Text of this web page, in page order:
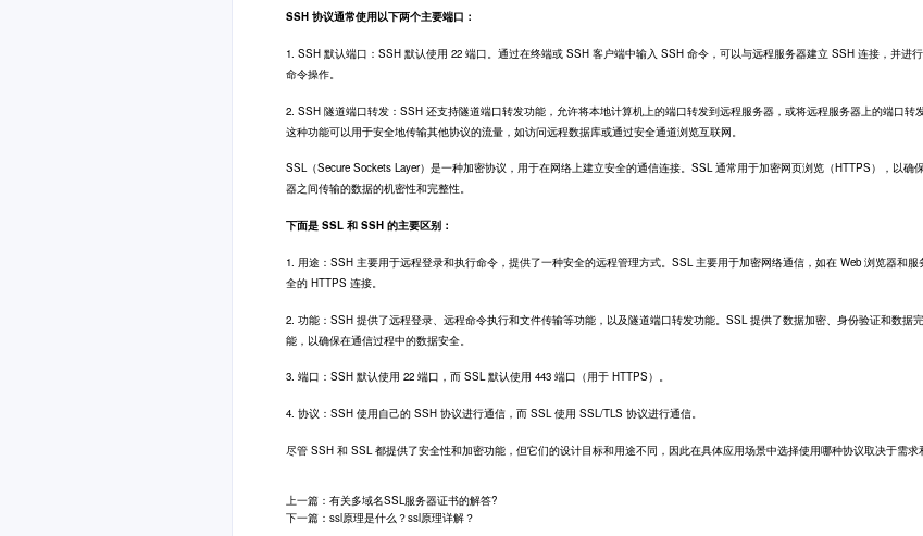
SSH 协议通常使用以下两个主要端口：
1. SSH 默认端口：SSH 默认使用 22 端口。通过在终端或 SSH 客户端中输入 SSH 命令，可以与远程服务器建立 SSH 连接，并进
命令操作。
2. SSH 隧道端口转发：SSH 还支持隧道端口转发功能，允许将本地计算机上的端口转发到远程服务器，或将远程服务器上的端口转
这种功能可以用于安全地传输其他协议的流量，如访问远程数据库或通过安全通道浏览互联网。
SSL（Secure Sockets Layer）是一种加密协议，用于在网络上建立安全的通信连接。SSL 通常用于加密网页浏览（HTTPS），以确
器之间传输的数据的机密性和完整性。
下面是 SSL 和 SSH 的主要区别：
1. 用途：SSH 主要用于远程登录和执行命令，提供了一种安全的远程管理方式。SSL 主要用于加密网络通信，如在 Web 浏览器和服
全的 HTTPS 连接。
2. 功能：SSH 提供了远程登录、远程命令执行和文件传输等功能，以及隧道端口转发功能。SSL 提供了数据加密、身份验证和数据
能，以确保在通信过程中的数据安全。
3. 端口：SSH 默认使用 22 端口，而 SSL 默认使用 443 端口（用于 HTTPS）。
4. 协议：SSH 使用自己的 SSH 协议进行通信，而 SSL 使用 SSL/TLS 协议进行通信。
尽管 SSH 和 SSL 都提供了安全性和加密功能，但它们的设计目标和用途不同，因此在具体应用场景中选择使用哪种协议取决于需求
上一篇：有关多域名SSL服务器证书的解答?
下一篇：ssl原理是什么？ssl原理详解？